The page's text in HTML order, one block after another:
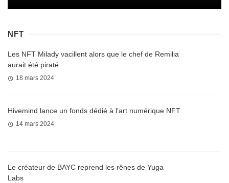
NFT
Les NFT Milady vacillent alors que le chef de Remilia
aurait été piraté
18 mars 2024
Hivemind lance un fonds dédié à l’art numérique NFT
14 mars 2024
Le créateur de BAYC reprend les rênes de Yuga
Labs